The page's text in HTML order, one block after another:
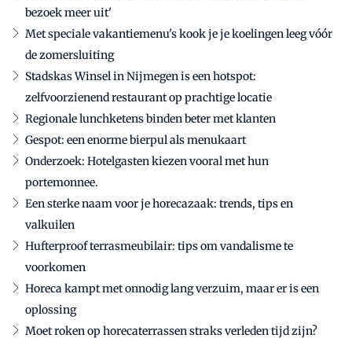
bezoek meer uit'
Met speciale vakantiemenu's kook je je koelingen leeg vóór
de zomersluiting
Stadskas Winsel in Nijmegen is een hotspot:
zelfvoorzienend restaurant op prachtige locatie
Regionale lunchketens binden beter met klanten
Gespot: een enorme bierpul als menukaart
Onderzoek: Hotelgasten kiezen vooral met hun
portemonnee.
Een sterke naam voor je horecazaak: trends, tips en
valkuilen
Hufterproof terrasmeubilair: tips om vandalisme te
voorkomen
Horeca kampt met onnodig lang verzuim, maar er is een
oplossing
Moet roken op horecaterrassen straks verleden tijd zijn?